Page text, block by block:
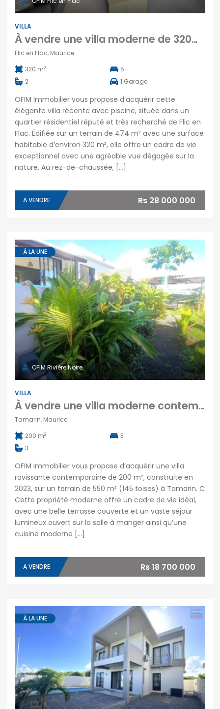
VILLA
À vendre une villa moderne de 320m2 avec piscine dans quartier recherché de Flic en Flac Maurice
Flic en Flac, Maurice
320 m2
5
2
1 Garage
OFIM Immobilier vous propose d’acquérir cette
élégante villa récente avec piscine, située dans un
quartier résidentiel réputé et très recherché de Flic en
Flac. Édifiée sur un terrain de 474 m² avec une surface
habitable d’environ 320 m², elle offre un cadre de vie
exceptionnel avec une agréable vue dégagée sur la
nature. Au rez-de-chaussée, […]
A VENDRE Rs 28 000 000
À LA UNE
OFIM Rivière Noire
VILLA
À vendre une villa moderne contemporaine de 200 m² avec piscine sur un terrain de 550m2 à Tamarin
Tamarin, Maurice
200 m2
3
3
OFIM Immobilier vous propose d’acquérir une villa
ravissante contemporaine de 200 m², construite en
2023, sur un terrain de 550 m² (145 toises) à Tamarin. C
Cette propriété moderne offre un cadre de vie idéal,
avec une belle terrasse couverte et un vaste séjour
lumineux ouvert sur la salle à manger ainsi qu’une
cuisine moderne […]
A VENDRE Rs 18 700 000
À LA UNE